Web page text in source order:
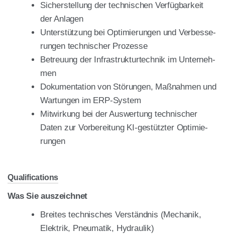
Sicher­stel­lung der tech­ni­schen Ver­füg­bar­keit
der Anla­gen
Unter­stüt­zung bei Opti­mie­run­gen und Ver­bes­se­
run­gen tech­ni­scher Pro­zes­se
Betreu­ung der Infra­struk­tur­tech­nik im Unter­neh­
men
Doku­men­ta­ti­on von Stö­run­gen, Maß­nah­men und
War­tun­gen im ERP-Sys­tem
Mit­wir­kung bei der Aus­wer­tung tech­ni­scher
Daten zur Vor­be­rei­tung KI-gestütz­ter Opti­mie­
run­gen
Qua­li­fi­ca­ti­ons
Was Sie aus­zeich­net
Brei­tes tech­ni­sches Ver­ständ­nis (Mecha­nik,
Elek­trik, Pneu­ma­tik, Hydrau­lik)